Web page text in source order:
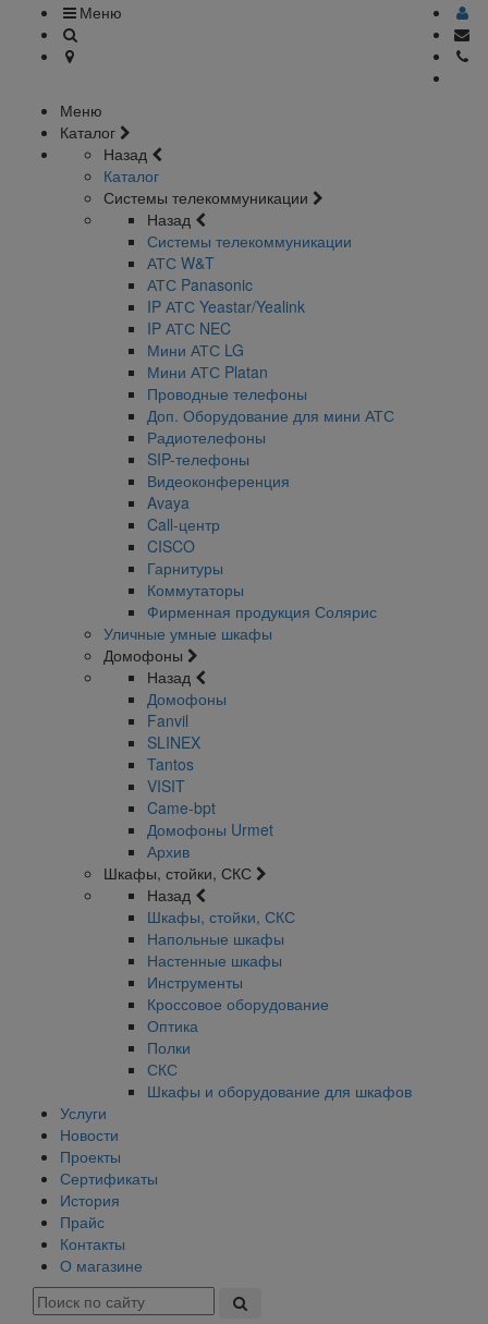
Меню
Меню
Каталог
Назад
Каталог
Системы телекоммуникации
Назад
Системы телекоммуникации
АТС W&T
АТС Panasonic
IP АТС Yeastar/Yealink
IP АТС NEC
Мини АТС LG
Мини АТС Platan
Проводные телефоны
Доп. Оборудование для мини АТС
Радиотелефоны
SIP-телефоны
Видеоконференция
Avaya
Call-центр
CISCO
Гарнитуры
Коммутаторы
Фирменная продукция Солярис
Уличные умные шкафы
Домофоны
Назад
Домофоны
Fanvil
SLINEX
Tantos
VISIT
Came-bpt
Домофоны Urmet
Архив
Шкафы, стойки, СКС
Назад
Шкафы, стойки, СКС
Напольные шкафы
Настенные шкафы
Инструменты
Кроссовое оборудование
Оптика
Полки
СКС
Шкафы и оборудование для шкафов
Услуги
Новости
Проекты
Сертификаты
История
Прайс
Контакты
О магазине